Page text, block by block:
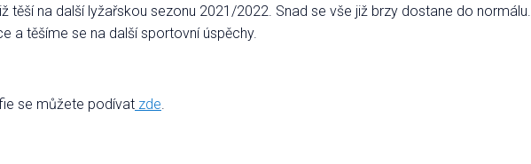
těší na další lyžařskou sezonu 2021/2022. Snad se vše již brzy dostane do normálu.
a těšíme se na další sportovní úspěchy.
se můžete podívat zde.